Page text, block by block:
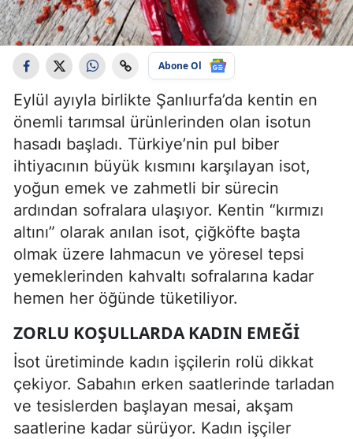
Abone Ol
Eylül ayıyla birlikte Şanlıurfa’da kentin en
önemli tarımsal ürünlerinden olan isotun
hasadı başladı. Türkiye’nin pul biber
ihtiyacının büyük kısmını karşılayan isot,
yoğun emek ve zahmetli bir sürecin
ardından sofralara ulaşıyor. Kentin “kırmızı
altını” olarak anılan isot, çiğköfte başta
olmak üzere lahmacun ve yöresel tepsi
yemeklerinden kahvaltı sofralarına kadar
hemen her öğünde tüketiliyor.
ZORLU KOŞULLARDA KADIN EMEĞI
İsot üretiminde kadın işçilerin rolü dikkat
çekiyor. Sabahın erken saatlerinde tarladan
ve tesislerden başlayan mesai, akşam
saatlerine kadar sürüyor. Kadın işçiler